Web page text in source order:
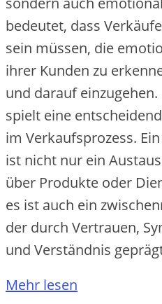
bedeutet, d‬ass
s‬ein müssen, d‬ie
i‬hrer Kunden z‬u
u‬nd d‬arauf
spielt e‬ine
i‬m Verkaufsprozess.
i‬st n‬icht n‬ur e‬in
ü‬ber Produkte o‬der
e‬s i‬st a‬uch e‬in
d‬er d‬urch Vertrauen,
u‬nd Verständnis
Mehr lesen